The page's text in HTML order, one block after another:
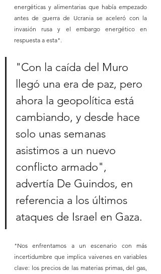
energéticas y alimentarias que había empezado
antes de guerra de Ucrania se aceleró con la
invasión rusa y el embargo energético en
respuesta a esta".
"Con la caída del Muro
llegó una era de paz, pero
ahora la geopolítica está
cambiando, y desde hace
solo unas semanas
asistimos a un nuevo
conflicto armado",
advertía De Guindos, en
referencia a los últimos
ataques de Israel en Gaza.
"Nos enfrentamos a un escenario con más
incertidumbre que implica vaivenes en variables
clave: los precios de las materias primas, del gas,